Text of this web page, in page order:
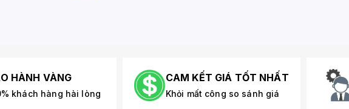
HÀNH VÀNG
khách hàng hài lòng
CAM KẾT GIÁ TỐT NHẤT
Khỏi mất công so sánh giá